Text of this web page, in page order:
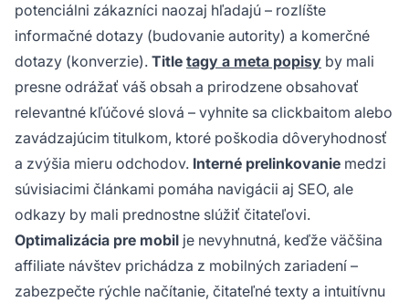
potenciálni zákazníci naozaj hľadajú – rozlíšte
informačné dotazy (budovanie autority) a komerčné
dotazy (konverzie). Title tagy a meta popisy by mali
presne odrážať váš obsah a prirodzene obsahovať
relevantné kľúčové slová – vyhnite sa clickbaitom alebo
zavádzajúcim titulkom, ktoré poškodia dôveryhodnosť
a zvýšia mieru odchodov. Interné prelinkovanie medzi
súvisiacimi článkami pomáha navigácii aj SEO, ale
odkazy by mali prednostne slúžiť čitateľovi.
Optimalizácia pre mobil je nevyhnutná, keďže väčšina
affiliate návštev prichádza z mobilných zariadení –
zabezpečte rýchle načítanie, čitateľné texty a intuitívnu